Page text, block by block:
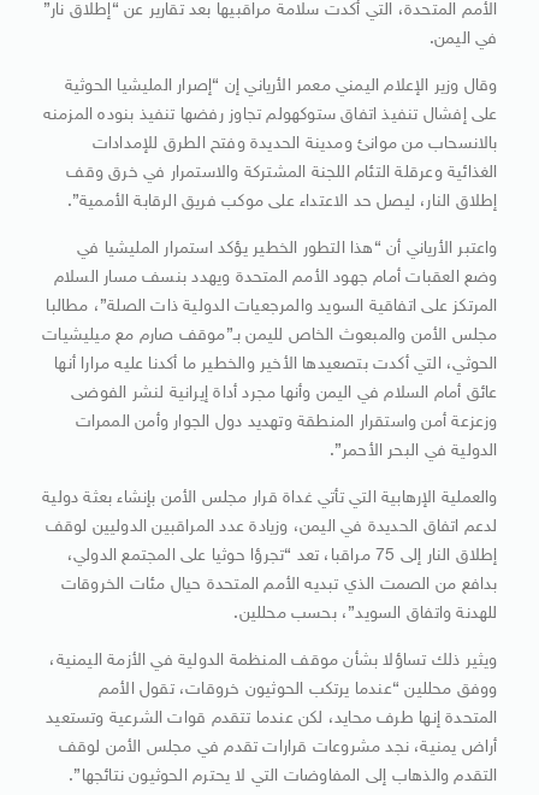
الأمم المتحدة، التي أكدت سلامة مراقبيها بعد تقارير عن “إطلاق نار”
في اليمن.
وقال وزير الإعلام اليمني معمر الأرياني إن “إصرار المليشيا الحوثية
على إفشال تنفيذ اتفاق ستوكهولم تجاوز رفضها تنفيذ بنوده المزمنه
بالانسحاب من موانئ ومدينة الحديدة وفتح الطرق للإمدادات
الغذائية وعرقلة التئام اللجنة المشتركة والاستمرار في خرق وقف
إطلاق النار، ليصل حد الاعتداء على موكب فريق الرقابة الأممية”.
واعتبر الأرياني أن “هذا التطور الخطير يؤكد استمرار المليشيا في
وضع العقبات أمام جهود الأمم المتحدة ويهدد بنسف مسار السلام
المرتكز على اتفاقية السويد والمرجعيات الدولية ذات الصلة”، مطالبا
مجلس الأمن والمبعوث الخاص لليمن بـ”موقف صارم مع ميليشيات
الحوثي، التي أكدت بتصعيدها الأخير والخطير ما أكدنا عليه مرارا أنها
عائق أمام السلام في اليمن وأنها مجرد أداة إيرانية لنشر الفوضى
وزعزعة أمن واستقرار المنطقة وتهديد دول الجوار وأمن الممرات
الدولية في البحر الأحمر”.
والعملية الإرهابية التي تأتي غداة قرار مجلس الأمن بإنشاء بعثة دولية
لدعم اتفاق الحديدة في اليمن، وزيادة عدد المراقبين الدوليين لوقف
إطلاق النار إلى 75 مراقبا، تعد “تجرؤا حوثيا على المجتمع الدولي،
بدافع من الصمت الذي تبديه الأمم المتحدة حيال مئات الخروقات
للهدنة واتفاق السويد”، بحسب محللين.
ويثير ذلك تساؤلا بشأن موقف المنظمة الدولية في الأزمة اليمنية،
ووفق محللين “عندما يرتكب الحوثيون خروقات، تقول الأمم
المتحدة إنها طرف محايد، لكن عندما تتقدم قوات الشرعية وتستعيد
أراض يمنية، نجد مشروعات قرارات تقدم في مجلس الأمن لوقف
التقدم والذهاب إلى المفاوضات التي لا يحترم الحوثيون نتائجها”.